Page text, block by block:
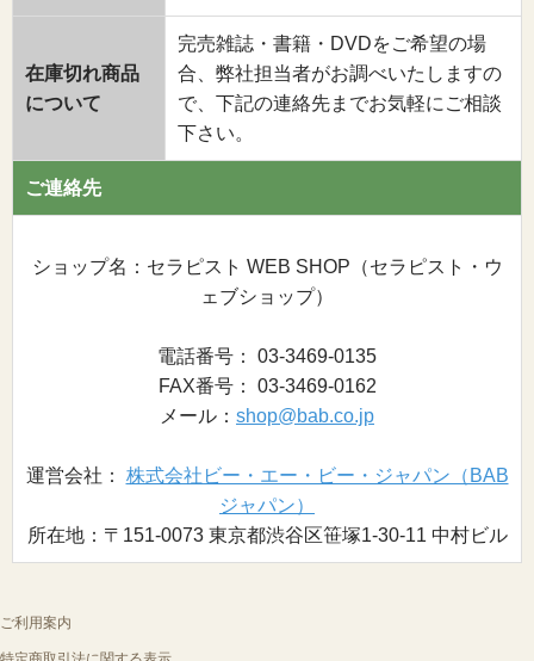
在庫切れ商品
について
完売雑誌・書籍・DVDをご希望の場
合、弊社担当者がお調べいたしますの
で、下記の連絡先までお気軽にご相談
下さい。
ご連絡先
ショップ名：セラピスト WEB SHOP（セラピスト・ウ
ェブショップ）
電話番号： 03-3469-0135
FAX番号： 03-3469-0162
メール： shop@bab.co.jp
運営会社： 株式会社ビー・エー・ビー・ジャパン（BAB
ジャパン）
所在地：〒151-0073 東京都渋谷区笹塚1-30-11 中村ビル
ご利用案内